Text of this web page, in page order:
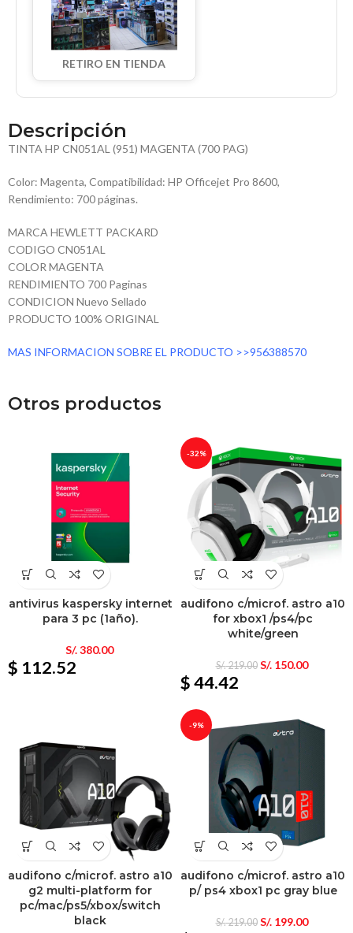
RETIRO EN TIENDA
Descripción
TINTA HP CN051AL (951) MAGENTA (700 PAG)
Color: Magenta, Compatibilidad: HP Officejet Pro 8600,
Rendimiento: 700 páginas.
MARCA HEWLETT PACKARD
CODIGO CN051AL
COLOR MAGENTA
RENDIMIENTO 700 Paginas
CONDICION Nuevo Sellado
PRODUCTO 100% ORIGINAL
MAS INFORMACION SOBRE EL PRODUCTO >>956388570
Otros productos
antivirus kaspersky internet
para 3 pc (1año).
S/.380.00
$ 112.52
-32%
audifono c/microf. astro a10
for xbox1 /ps4/pc
white/green
S/.219.00 S/.150.00
$ 44.42
audifono c/microf. astro a10
g2 multi-platform for
pc/mac/ps5/xbox/switch
black
-9%
audifono c/microf. astro a10
p/ ps4 xbox1 pc gray blue
S/.219.00 S/.199.00